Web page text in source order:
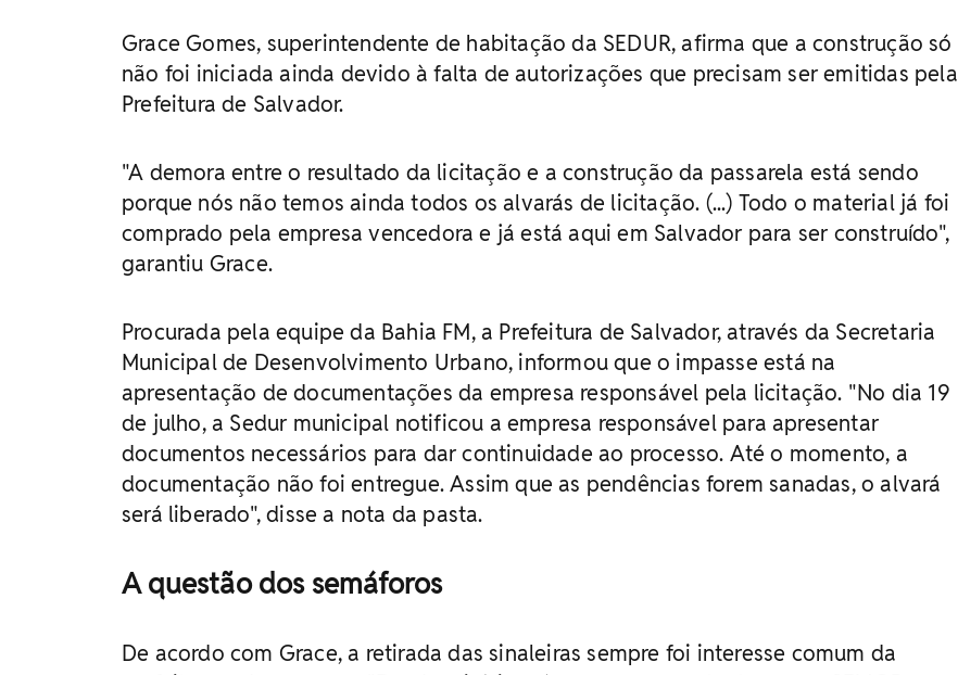
Grace Gomes, superintendente de habitação da SEDUR, afirma que a construção só
não foi iniciada ainda devido à falta de autorizações que precisam ser emitidas pela
Prefeitura de Salvador.
"A demora entre o resultado da licitação e a construção da passarela está sendo
porque nós não temos ainda todos os alvarás de licitação. (...) Todo o material já foi
comprado pela empresa vencedora e já está aqui em Salvador para ser construído",
garantiu Grace.
Procurada pela equipe da Bahia FM, a Prefeitura de Salvador, através da Secretaria
Municipal de Desenvolvimento Urbano, informou que o impasse está na
apresentação de documentações da empresa responsável pela licitação. "No dia 19
de julho, a Sedur municipal notificou a empresa responsável para apresentar
documentos necessários para dar continuidade ao processo. Até o momento, a
documentação não foi entregue. Assim que as pendências forem sanadas, o alvará
será liberado", disse a nota da pasta.
A questão dos semáforos
De acordo com Grace, a retirada das sinaleiras sempre foi interesse comum da